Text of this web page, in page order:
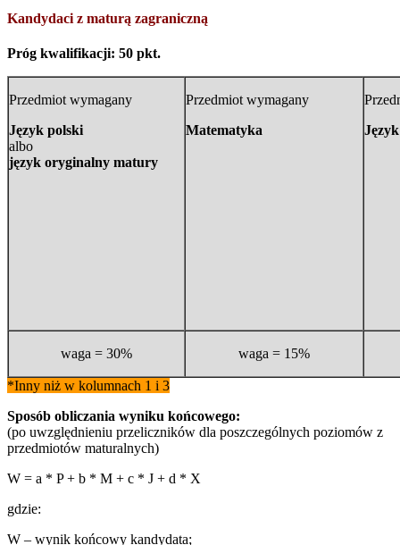
Kandydaci z maturą zagraniczną
Próg kwalifikacji: 50 pkt.
Przedmiot wymagany
Język polski
albo
język oryginalny matury
Przedmiot wymagany
Matematyka
waga = 30% waga = 15%
*Inny niż w kolumnach 1 i 3
Sposób obliczania wyniku końcowego:
(po uwzględnieniu przeliczników dla poszczególnych poziomów z
przedmiotów maturalnych)
W = a * P + b * M + c * J + d * X
gdzie:
W – wynik końcowy kandydata;